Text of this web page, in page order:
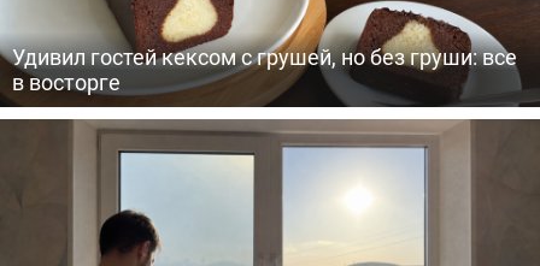
Удивил гостей кексом с грушей, но без груши: все
в восторге